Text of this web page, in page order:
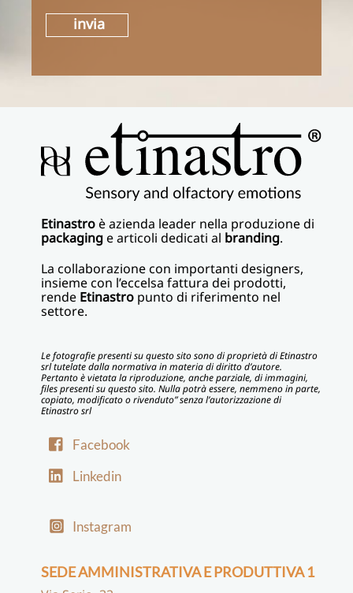
invia
Etinastroè azienda leader nella produzione di
packaginge articoli dedicati al branding.
La collaborazione con importanti designers,
insieme con l’eccelsa fattura dei prodotti,
rende Etinastro punto di riferimento nel
settore.
Le fotografie presenti su questo sito sono di proprietà di Etinastro
srl tutelate dalla normativa in materia di diritto d’autore.
Pertanto è vietata la riproduzione, anche parziale, di immagini,
files presenti su questo sito. Nulla potrà essere, nemmeno in parte,
copiato, modificato o rivenduto” senza l’autorizzazione di
Etinastro srl
Facebook
Linkedin
Instagram
SEDE AMMINISTRATIVA E PRODUTTIVA 1